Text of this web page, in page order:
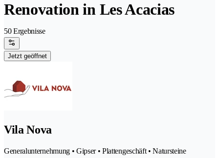
Renovation in Les Acacias
50 Ergebnisse
Jetzt geöffnet
Vila Nova
Generalunternehmung • Gipser • Plattengeschäft • Natursteine